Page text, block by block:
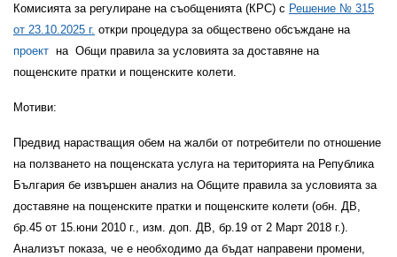
Комисията за регулиране на съобщенията (КРС) с Решение № 315
от 23.10.2025 г. откри процедура за обществено обсъждане на
проект на Общи правила за условията за доставяне на
пощенските пратки и пощенските колети.
Мотиви:
Предвид нарастващия обем на жалби от потребители по отношение
на ползването на пощенската услуга на територията на Република
България бе извършен анализ на Общите правила за условията за
доставяне на пощенските пратки и пощенските колети (обн. ДВ,
бр.45 от 15.юни 2010 г., изм. доп. ДВ, бр.19 от 2 Март 2018 г.).
Анализът показа, че е необходимо да бъдат направени промени,